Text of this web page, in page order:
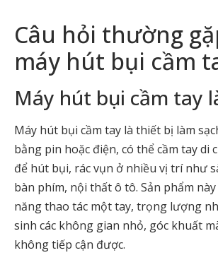
Câu hỏi thường
máy hút bụi cầm
Máy hút bụi cầm tay
Máy hút bụi cầm tay là thiết bị làm
bằng pin hoặc điện, có thể cầm tay di
để hút bụi, rác vụn ở nhiều vị trí như
bàn phím, nội thất ô tô. Sản phẩm
năng thao tác một tay, trọng lượng
sinh các không gian nhỏ, góc khuất
không tiếp cận được.